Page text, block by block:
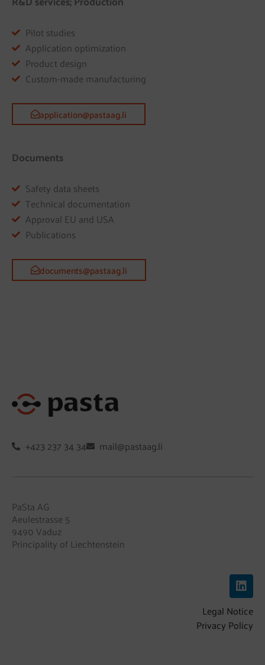
Pilot studies
Application optimization
Product design
Custom-made manufacturing
application@pastaag.li
Documents
Safety data sheets
Technical documentation
Approval EU and USA
Publications
documents@pastaag.li
+423 237 34 34 mail@pastaag.li
PaSta AG
Aeulestrasse 5
9490 Vaduz
Principality of Liechtenstein
L
i
n
k
e
Legal Notice
Privacy Policy